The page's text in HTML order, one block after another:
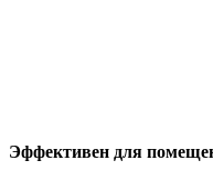
Эффективен для